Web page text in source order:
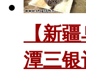
【新
潭三银